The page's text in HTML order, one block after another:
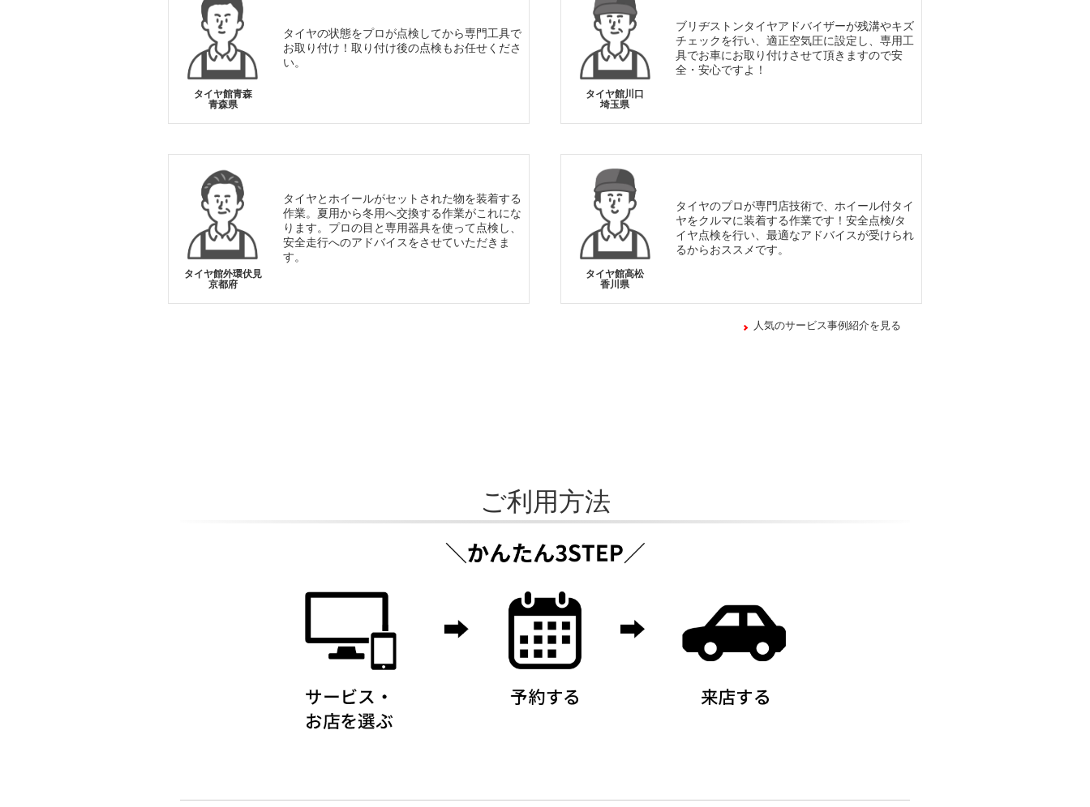
タイヤ館青森
青森県
タイヤの状態をプロが点検してから専門工具で
お取り付け！取り付け後の点検もお任せくださ
い。
タイヤ館川口
埼玉県
ブリヂストンタイヤアドバイザーが残溝やキズ
チェックを行い、適正空気圧に設定し、専用工
具でお車にお取り付けさせて頂きますので安
全・安心ですよ！
タイヤ館外環伏見
京都府
タイヤとホイールがセットされた物を装着する
作業。夏用から冬用へ交換する作業がこれにな
ります。プロの目と専用器具を使って点検し、
安全走行へのアドバイスをさせていただきま
す。
タイヤ館高松
香川県
タイヤのプロが専門店技術で、ホイール付タイ
ヤをクルマに装着する作業です！安全点検/タ
イヤ点検を行い、最適なアドバイスが受けられ
るからおススメです。
人気のサービス事例紹介を見る
ご利用方法